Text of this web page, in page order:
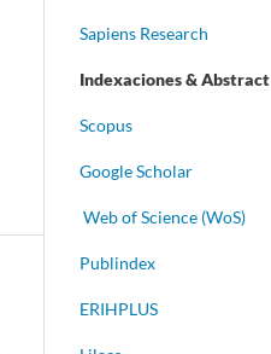
Sapiens Research
Indexaciones & Abstract
Scopus
Google Scholar
Web of Science (WoS)
Publindex
ERIHPLUS